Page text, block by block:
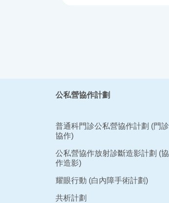
公私營協作計劃
普通科門診公私營協作計劃 (門診
協作)
公私營協作放射診斷造影計劃 (協
作造影)
耀眼行動 (白內障手術計劃)
共析計劃